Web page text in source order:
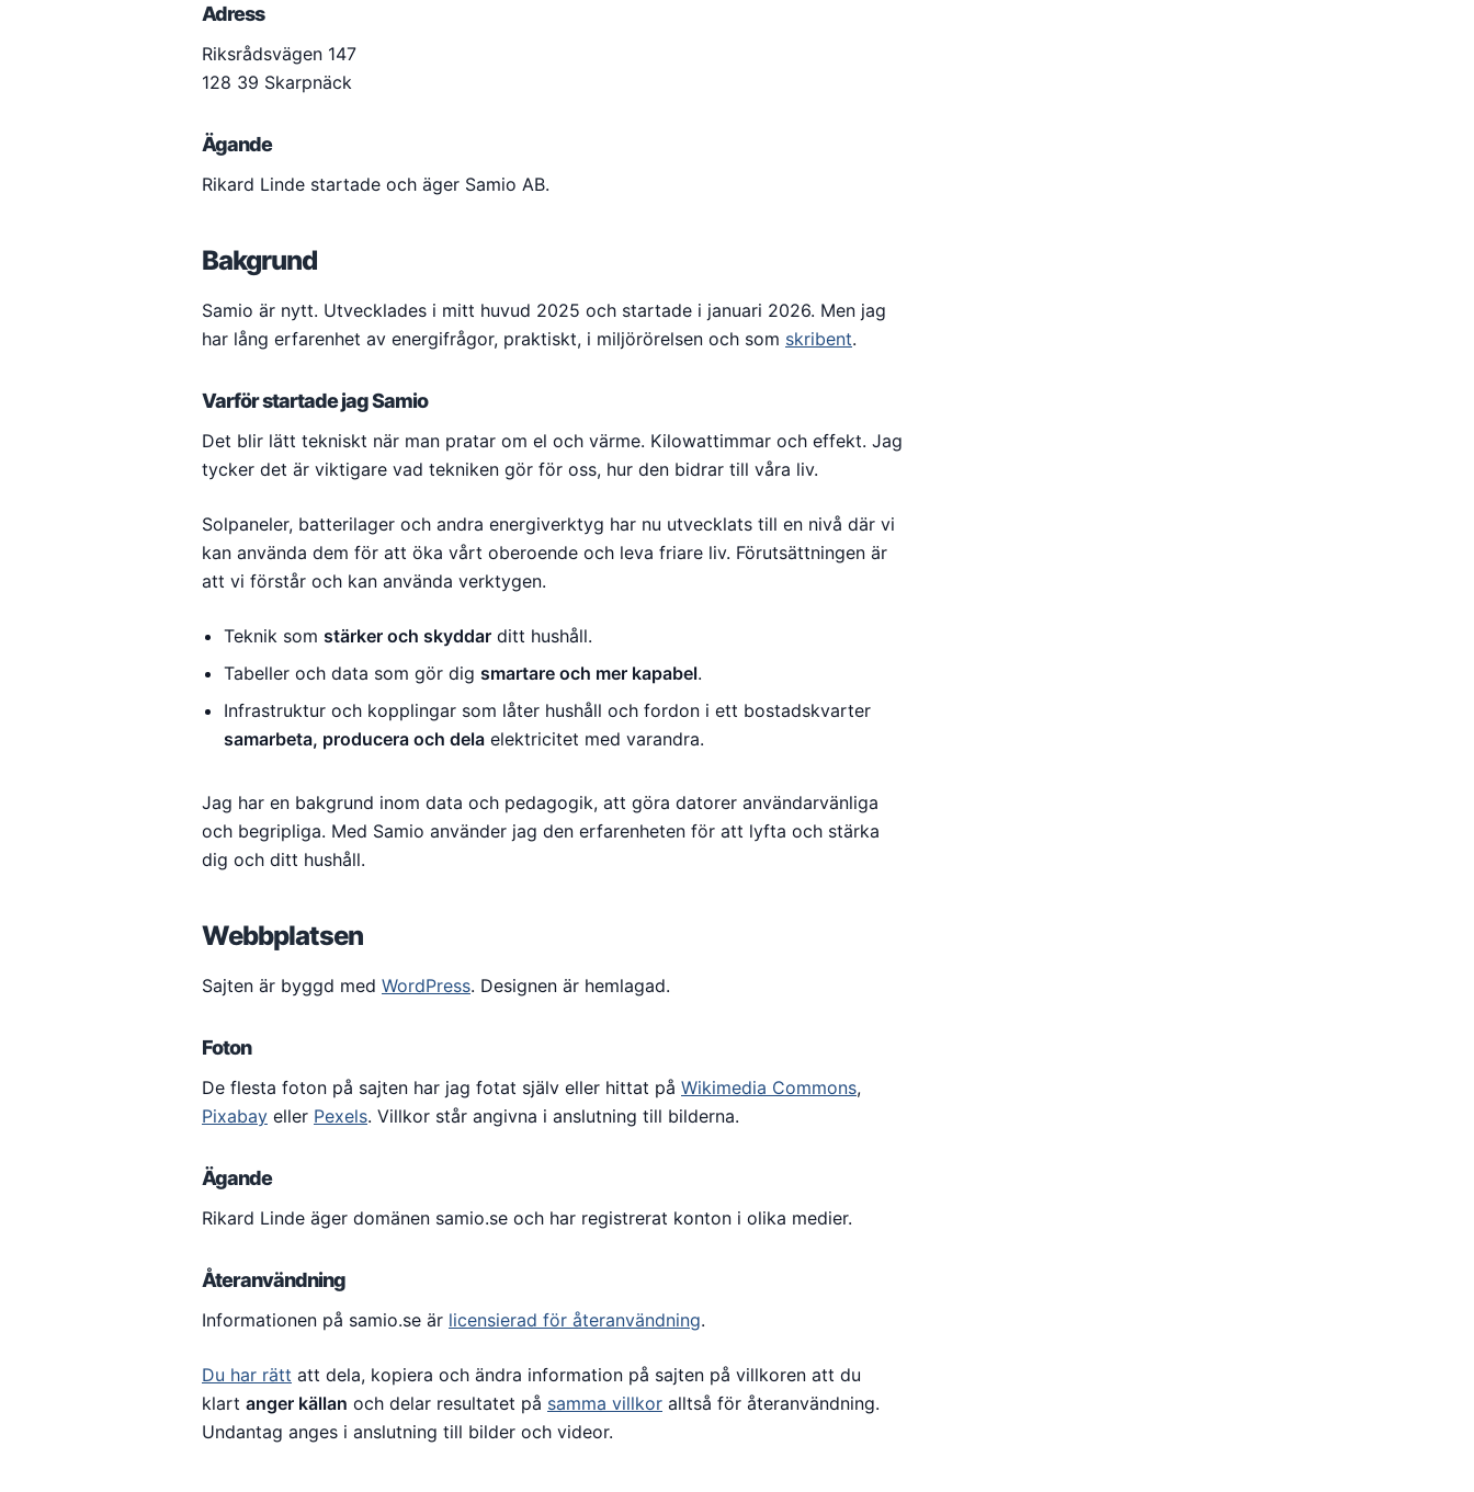
Adress
Riksrådsvägen 147
128 39 Skarpnäck
Ägande
Rikard Linde startade och äger Samio AB.
Bakgrund
Samio är nytt. Utvecklades i mitt huvud 2025 och startade i januari 2026. Men jag
har lång erfarenhet av energifrågor, praktiskt, i miljörörelsen och som skribent.
Varför startade jag Samio
Det blir lätt tekniskt när man pratar om el och värme. Kilowattimmar och effekt. Jag
tycker det är viktigare vad tekniken gör för oss, hur den bidrar till våra liv.
Solpaneler, batterilager och andra energiverktyg har nu utvecklats till en nivå där vi
kan använda dem för att öka vårt oberoende och leva friare liv. Förutsättningen är
att vi förstår och kan använda verktygen.
Teknik som stärker och skyddar ditt hushåll.
Tabeller och data som gör dig smartare och mer kapabel.
Infrastruktur och kopplingar som låter hushåll och fordon i ett bostadskvarter
samarbeta, producera och dela elektricitet med varandra.
Jag har en bakgrund inom data och pedagogik, att göra datorer användarvänliga
och begripliga. Med Samio använder jag den erfarenheten för att lyfta och stärka
dig och ditt hushåll.
Webbplatsen
Sajten är byggd med WordPress. Designen är hemlagad.
Foton
De flesta foton på sajten har jag fotat själv eller hittat på Wikimedia Commons,
Pixabay eller Pexels. Villkor står angivna i anslutning till bilderna.
Ägande
Rikard Linde äger domänen samio.se och har registrerat konton i olika medier.
Återanvändning
Informationen på samio.se är licensierad för återanvändning.
Du har rätt att dela, kopiera och ändra information på sajten på villkoren att du
klart anger källan och delar resultatet på samma villkor alltså för återanvändning.
Undantag anges i anslutning till bilder och videor.